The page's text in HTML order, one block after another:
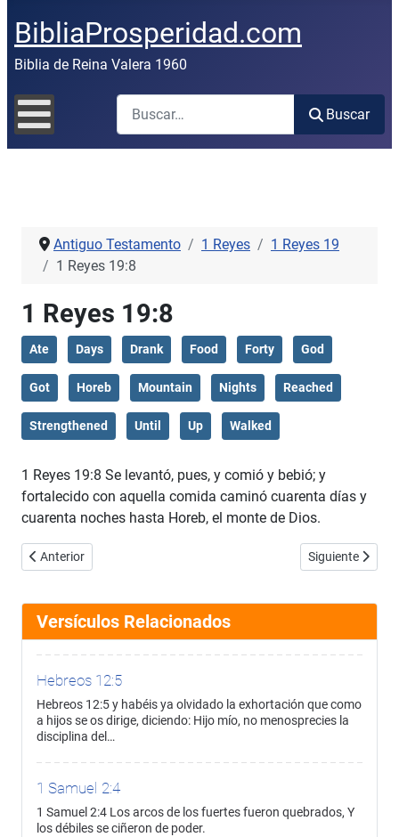
BibliaProsperidad.com
Biblia de Reina Valera 1960
Buscar
Buscar
Antiguo Testamento 1 Reyes
1 Reyes 19
1 Reyes 19:8
1 Reyes 19:8
Ate Days Drank Food Forty God
Got Horeb Mountain Nights Reached
Strengthened Until Up Walked
1 Reyes 19:8 Se levantó, pues, y comió y bebió; y
fortalecido con aquella comida caminó cuarenta días y
cuarenta noches hasta Horeb, el monte de Dios.
Artículo anterior: 1 Reyes 19:7
Anterior Artículo
Siguiente
Versículos Relacionados
Hebreos 12:5
Hebreos 12:5 y habéis ya olvidado la exhortación que como
a hijos se os dirige, diciendo: Hijo mío, no menosprecies la
disciplina del…
1 Samuel 2:4
1 Samuel 2:4 Los arcos de los fuertes fueron quebrados, Y
los débiles se ciñeron de poder.